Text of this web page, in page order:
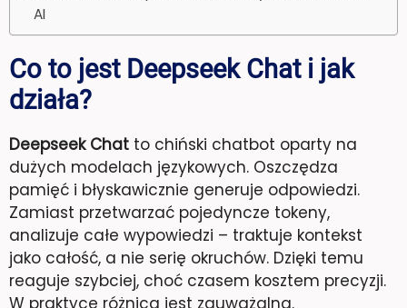
AI
Co to jest Deepseek Chat i jak
działa?
Deepseek Chat to chiński chatbot oparty na
dużych modelach językowych. Oszczędza
pamięć i błyskawicznie generuje odpowiedzi.
Zamiast przetwarzać pojedyncze tokeny,
analizuje całe wypowiedzi – traktuje kontekst
jako całość, a nie serię okruchów. Dzięki temu
reaguje szybciej, choć czasem kosztem precyzji.
W praktyce różnica jest zauważalna.